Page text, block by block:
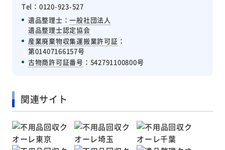
Tel：0120-923-527
遺品整理士：一般社団法人
遺品整理士認定協会
産業廃棄物収集運搬業許可証 ：
第01407166157号
古物商許可証番号 ：542791100800号
関連サイト